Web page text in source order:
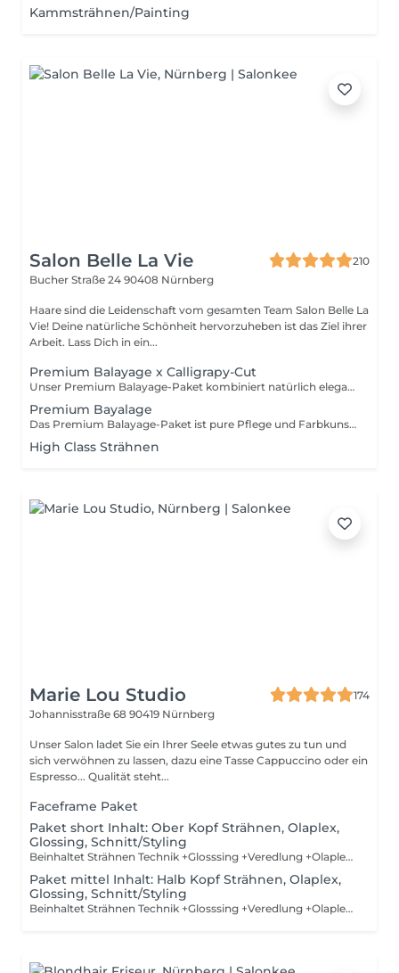
Kammsträhnen/Painting
Salon Belle La Vie
210
Bucher Straße 24 90408 Nürnberg
Haare sind die Leidenschaft vom gesamten Team Salon Belle La
Vie! Deine natürliche Schönheit hervorzuheben ist das Ziel ihrer
Arbeit. Lass Dich in ein...
Premium Balayage x Calligrapy-Cut
Unser Premium Balayage-Paket kombiniert natürlich elegante Farbverläufe mit maximaler Pflege. Es beinhaltet eine individuell kreierte Balayage, den Calligraphy Cut für geschmeidiges, voluminöses Haar, eine intensive Pflegekur und ein Glossing für brillanten Glanz. Für ein strahlendes, gesundes und perfekt abgestimmtes Gesamtergebnis.
Premium Bayalage
Das Premium Balayage-Paket ist pure Pflege und Farbkunst in einem. Wunderschöne, weiche Farbverläufe treffen auf einen präzisen Scherenschnitt, eine pflegende Intensivkur und ein Glossing, das deinem Haar neuen Glanz schenkt. Für ein natürlich schönes, gesundes Finish.
High Class Strähnen
Marie Lou Studio
174
Johannisstraße 68 90419 Nürnberg
Unser Salon ladet Sie ein Ihrer Seele etwas gutes zu tun und
sich verwöhnen zu lassen, dazu eine Tasse Cappuccino oder ein
Espresso... Qualität steht...
Faceframe Paket
Paket short Inhalt: Ober Kopf Strähnen, Olaplex,
Glossing, Schnitt/Styling
Beinhaltet Strähnen Technik +Glosssing +Veredlung +Olaplex+ Schneiden und Styling
Paket mittel Inhalt: Halb Kopf Strähnen, Olaplex,
Glossing, Schnitt/Styling
Beinhaltet Strähnen Technik +Glosssing +Veredlung +Olaplex+ Schneiden und Styling